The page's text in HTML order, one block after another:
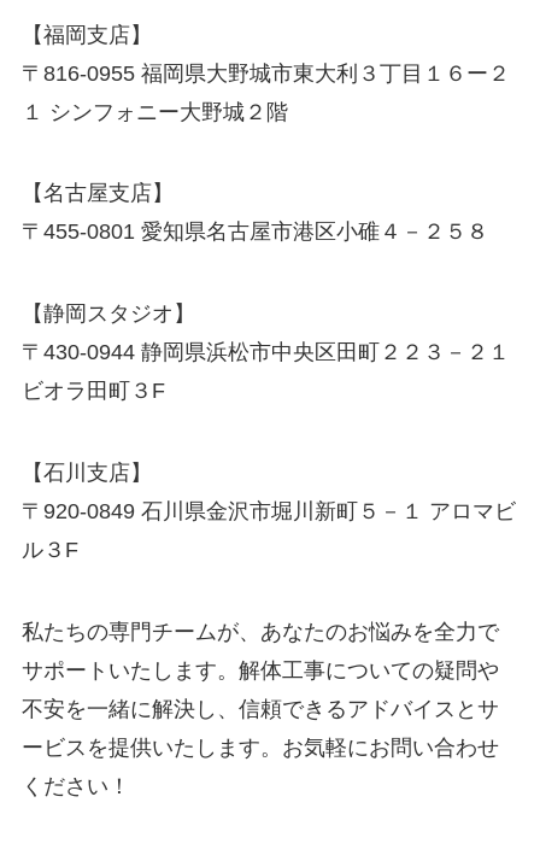
【福岡支店】
〒816-0955 福岡県大野城市東大利３丁目１６ー２
１ シンフォニー大野城２階
【名古屋支店】
〒455-0801 愛知県名古屋市港区小碓４－２５８
【静岡スタジオ】
〒430-0944 静岡県浜松市中央区田町２２３－２１
ビオラ田町３F
【石川支店】
〒920-0849 石川県金沢市堀川新町５－１ アロマビ
ル３F
私たちの専門チームが、あなたのお悩みを全力で
サポートいたします。解体工事についての疑問や
不安を一緒に解決し、信頼できるアドバイスとサ
ービスを提供いたします。お気軽にお問い合わせ
ください！